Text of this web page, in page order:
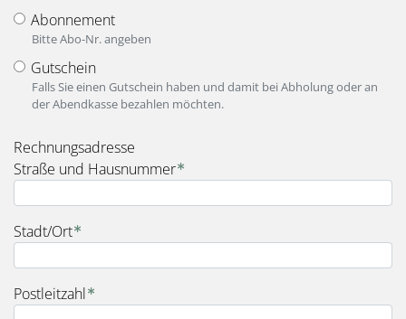
Abonnement
Bitte Abo-Nr. angeben
Gutschein
Falls Sie einen Gutschein haben und damit bei Abholung oder an
der Abendkasse bezahlen möchten.
fieldset_for_payment_options
Rechnungsadresse
Straße und Hausnummer
Stadt/Ort
Postleitzahl